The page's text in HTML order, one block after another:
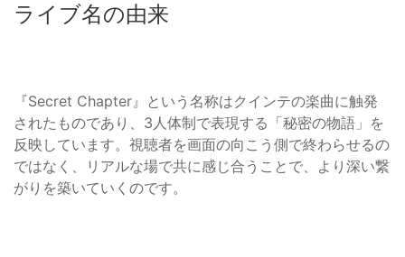
ライブ名の由来
『Secret Chapter』という名称はクインテの楽曲に触発
されたものであり、3人体制で表現する「秘密の物語」を
反映しています。視聴者を画面の向こう側で終わらせるの
ではなく、リアルな場で共に感じ合うことで、より深い繋
がりを築いていくのです。